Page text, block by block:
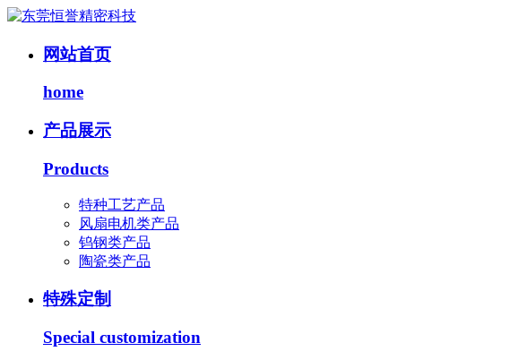
网站首页
home
产品展示
Products
特种工艺产品
风扇电机类产品
钨钢类产品
陶瓷类产品
特殊定制
Special customization